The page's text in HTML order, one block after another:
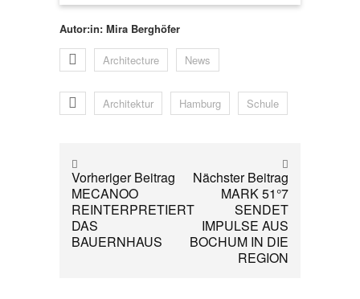
Autor:in: Mira Berghöfer
Architecture News
Architektur Hamburg Schule
Vorheriger Beitrag
MECANOO
REINTERPRETIERT
DAS
BAUERNHAUS
Nächster Beitrag
MARK 51°7
SENDET
IMPULSE AUS
BOCHUM IN DIE
REGION